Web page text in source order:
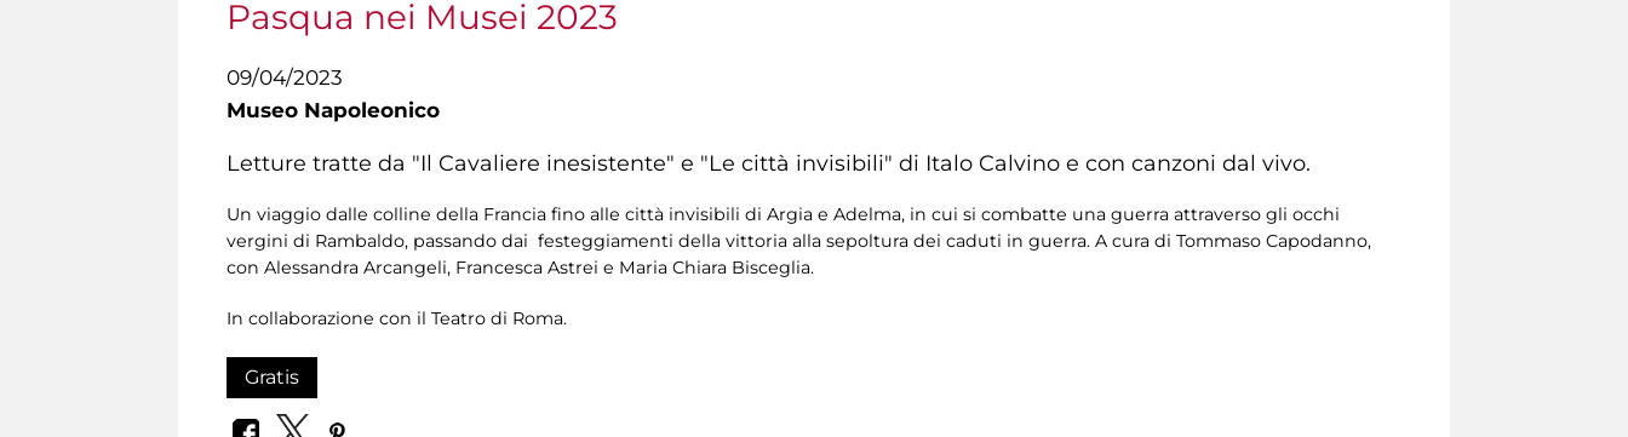
Pasqua nei Musei 2023
09/04/2023
Museo Napoleonico
Letture tratte da "Il Cavaliere inesistente" e "Le città invisibili" di Italo Calvino e con canzoni dal vivo.
Un viaggio dalle colline della Francia fino alle città invisibili di Argia e Adelma, in cui si combatte una guerra attraverso gli occhi
vergini di Rambaldo, passando dai festeggiamenti della vittoria alla sepoltura dei caduti in guerra. A cura di Tommaso Capodanno,
con Alessandra Arcangeli, Francesca Astrei e Maria Chiara Bisceglia.
In collaborazione con il Teatro di Roma.
Gratis